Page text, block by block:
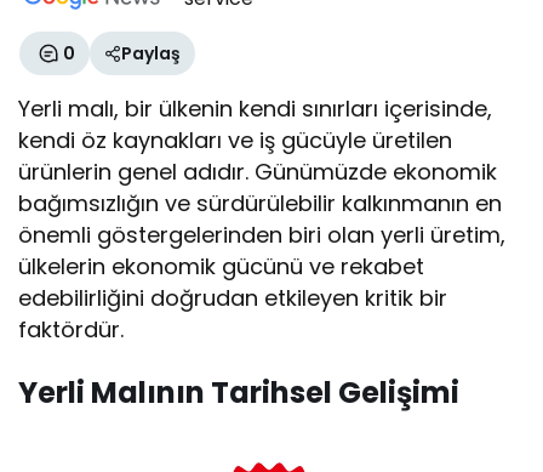
0 Paylaş
Yerli malı, bir ülkenin kendi sınırları içerisinde,
kendi öz kaynakları ve iş gücüyle üretilen
ürünlerin genel adıdır. Günümüzde ekonomik
bağımsızlığın ve sürdürülebilir kalkınmanın en
önemli göstergelerinden biri olan yerli üretim,
ülkelerin ekonomik gücünü ve rekabet
edebilirliğini doğrudan etkileyen kritik bir
faktördür.
Yerli Malının Tarihsel Gelişimi